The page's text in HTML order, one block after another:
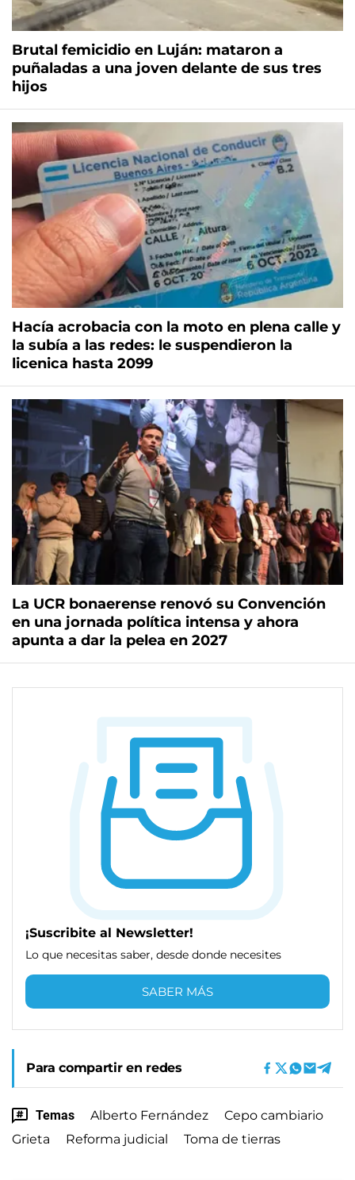
Brutal femicidio en Luján: mataron a
puñaladas a una joven delante de sus tres
hijos
Hacía acrobacia con la moto en plena calle y
la subía a las redes: le suspendieron la
licenica hasta 2099
La UCR bonaerense renovó su Convención
en una jornada política intensa y ahora
apunta a dar la pelea en 2027
¡Suscribite al Newsletter!
Lo que necesitas saber, desde donde necesites
SABER MÁS
Para compartir en redes
Temas Alberto Fernández
Cepo cambiario
Grieta
Reforma judicial Toma de tierras